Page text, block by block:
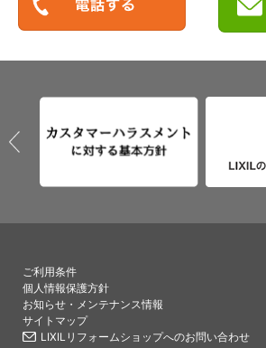
ご利用条件
個人情報保護方針
お知らせ・メンテナンス情報
サイトマップ
LIXILリフォームショップへのお問い合わせ